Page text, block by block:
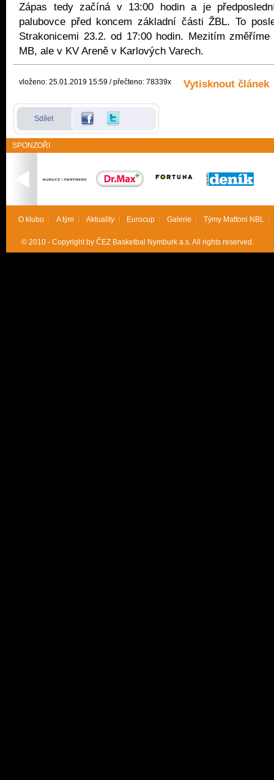
Zápas tedy začíná v 13:00 hodin a je
palubovce před koncem základní části ŽBL. To
Strakonicemi 23.2. od 17:00 hodin. Mezitím
MB, ale v KV Areně v Karlových Varech.
vloženo: 25.01.2019 15:59 / přečteno: 78339x Vytisknout článek
Sdílet
SPONZOŘI
O klubu A tým Aktuality Eurocup Galerie Týmy Mattoni NBL
© 2010 - Copyright by ČEZ Basketbal Nymburk a.s. All rights reserved.